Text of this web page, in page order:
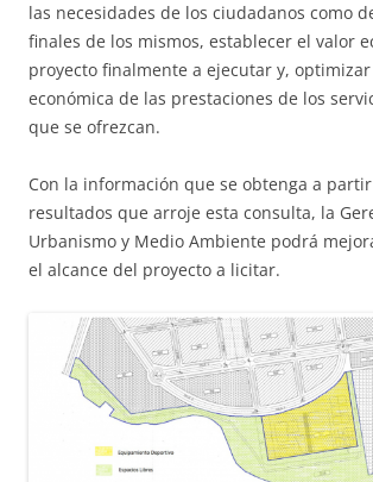
las necesidades de los ciudadanos como
finales de los mismos, establecer el valor
proyecto finalmente a ejecutar y,
económica de las prestaciones de los
que se ofrezcan.
Con la información que se obtenga a
resultados que arroje esta consulta, la
Urbanismo y Medio Ambiente podrá
el alcance del proyecto a licitar.